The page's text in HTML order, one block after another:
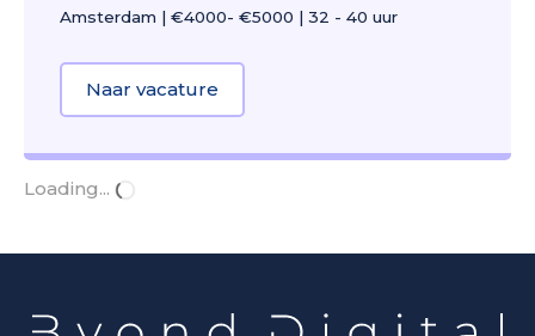
Amsterdam | €4000- €5000 | 32 - 40 uur
Naar vacature